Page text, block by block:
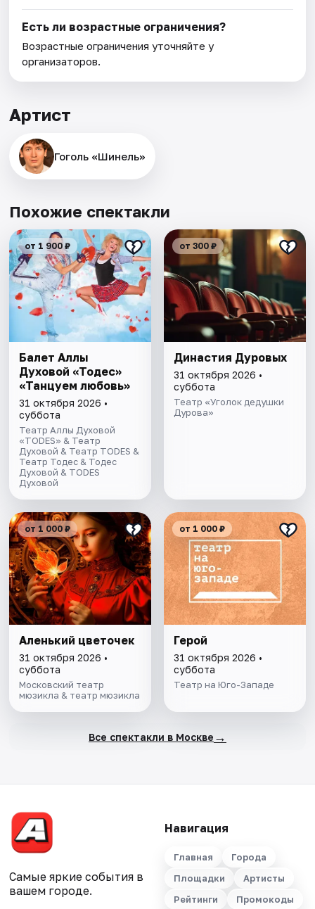
Есть ли возрастные ограничения?
Возрастные ограничения уточняйте у
организаторов.
Артист
Гоголь «Шинель»
Похожие спектакли
от 1 900 ₽
Балет Аллы
Духовой «Тодес»
«Танцуем любовь»
31 октября 2026 •
суббота
Театр Аллы Духовой
«TODES» & Театр
Духовой & Театр TODES &
Театр Тодес & Тодес
Духовой & TODES
Духовой
от 300 ₽
Династия Дуровых
31 октября 2026 •
суббота
Театр «Уголок дедушки
Дурова»
от 1 000 ₽
Аленький цветочек
31 октября 2026 •
суббота
Московский театр
мюзикла & театр мюзикла
от 1 000 ₽
Герой
31 октября 2026 •
суббота
Театр на Юго-Западе
Все спектакли в Москве →
Самые яркие события в
вашем городе.
Навигация
Главная
Города
Площадки
Артисты
Рейтинги
Промокоды